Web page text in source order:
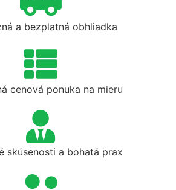
a bezplatná obhliadka
cenová ponuka na mieru
skúsenosti a bohatá prax